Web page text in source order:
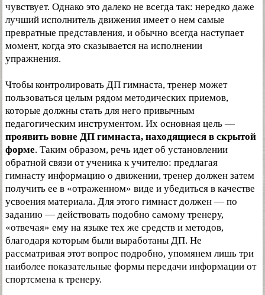
чувствует. Однако это далеко не всегда так: нередко даже
лучший исполнитель движения имеет о нем самые
превратные представления, и обычно всегда наступает
момент, когда это сказывается на исполнении
упражнения.
Чтобы контролировать ДП гимнаста, тренер может
пользоваться целым рядом методических приемов,
которые должны стать для него привычным
педагогическим инструментом. Их основная цель —
проявить вовне ДП гимнаста, находящиеся в скрытой
форме. Таким образом, речь идет об установлении
обратной связи от ученика к учителю: предлагая
гимнасту информацию о движении, тренер должен затем
получить ее в «отраженном» виде и убедиться в качестве
усвоения материала. Для этого гимнаст должен — по
заданию — действовать подобно самому тренеру,
«отвечая» ему на языке тех же средств и методов,
благодаря которым были выработаны ДП. Не
рассматривая этот вопрос подробно, упомянем лишь три
наиболее показательные формы передачи информации от
спортсмена к тренеру.